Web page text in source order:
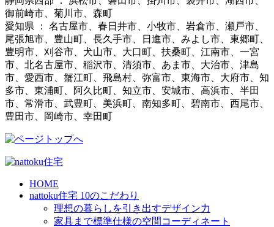
御前崎市、菊川市、森町
愛知県 ： 名古屋市、春日井市、小牧市、岩倉市、瀬戸市、
尾張旭市、豊山町、長久手市、日進市、みよし市、東郷町、
豊明市、刈谷市、犬山市、大口町、扶桑町、江南市、一宮
市、北名古屋市、稲沢市、清須市、あま市、大治市、津島
市、愛西市、蟹江町、飛島村、弥富市、東海市、大府市、知
多市、東浦町、阿久比町、知立市、安城市、高浜市、半田
市、常滑市、武豊町、美浜町、南知多町、碧南市、西尾市、
豊田市、岡崎市、幸田町
HOME
nattoku住宅 10のこだわり
理想の暮らしを引き出すデザイン力
家具まで標準仕様の空間コーディネート